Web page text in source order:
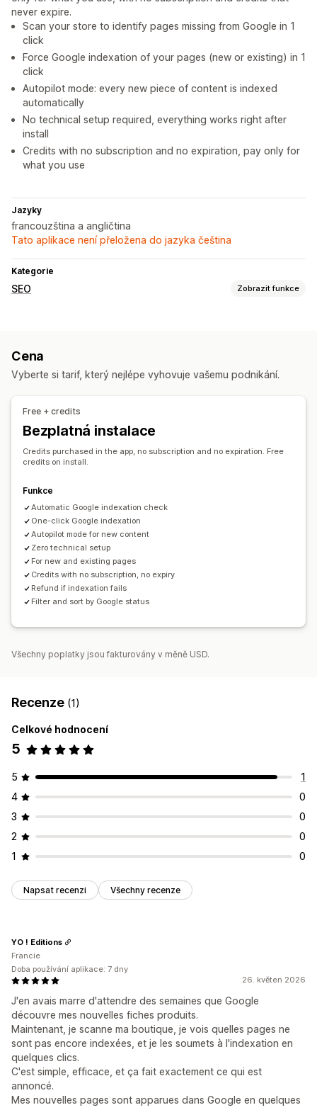
never expire.
Scan your store to identify pages missing from Google in 1
click
Force Google indexation of your pages (new or existing) in 1
click
Autopilot mode: every new piece of content is indexed
automatically
No technical setup required, everything works right after
install
Credits with no subscription and no expiration, pay only for
what you use
Jazyky
francouzština a angličtina
Tato aplikace není přeložena do jazyka čeština
Kategorie
SEO Zobrazit funkce
Cena
Vyberte si tarif, který nejlépe vyhovuje vašemu podnikání.
Free + credits
Bezplatná instalace
Credits purchased in the app, no subscription and no expiration. Free
credits on install.
Funkce
Automatic Google indexation check
One-click Google indexation
Autopilot mode for new content
Zero technical setup
For new and existing pages
Credits with no subscription, no expiry
Refund if indexation fails
Filter and sort by Google status
Všechny poplatky jsou fakturovány v měně USD.
Recenze (1)
Celkové hodnocení
5
5
1
4
0
3
0
2
0
1
0
Napsat recenzi Všechny recenze
26. květen 2026
J'en avais marre d'attendre des semaines que Google
découvre mes nouvelles fiches produits.
Maintenant, je scanne ma boutique, je vois quelles pages ne
sont pas encore indexées, et je les soumets à l'indexation en
quelques clics.
C'est simple, efficace, et ça fait exactement ce qui est
annoncé.
Mes nouvelles pages sont apparues dans Google en quelques
YO ! Editions
Francie
Doba používání aplikace: 7 dny